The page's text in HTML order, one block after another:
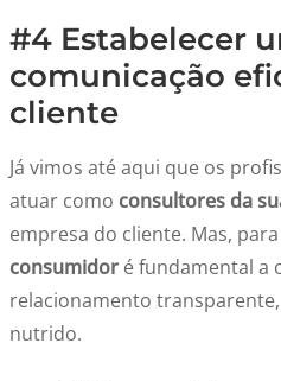
#4 Estabelecer
comunicação
cliente
Já vimos até aqui que os
atuar como consultores da
empresa do cliente. Mas, para
consumidor é fundamental a
relacionamento
nutrido.